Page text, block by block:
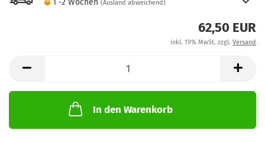
1 -2 Wochen (Ausland abweichend)
62,50 EUR
inkl. 19% MwSt. zzgl. Versand
In den Warenkorb